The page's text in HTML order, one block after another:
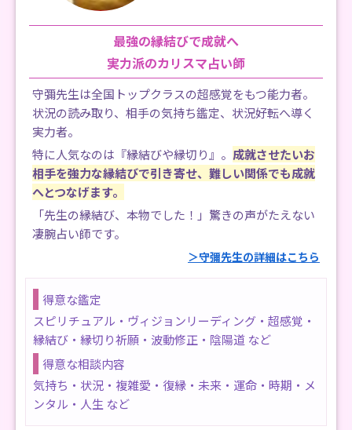
最強の縁結びで成就へ
実力派のカリスマ占い師
守彌先生は全国トップクラスの超感覚をもつ能力者。
状況の読み取り、相手の気持ち鑑定、状況好転へ導く
実力者。
特に人気なのは『縁結びや縁切り』。 成就させたいお
相手を強力な縁結びで引き寄せ、難しい関係でも成就
へとつなげます。
「先生の縁結び、本物でした！」驚きの声がたえない
凄腕占い師です。
＞守彌先生の詳細はこちら
得意な鑑定
スピリチュアル・ヴィジョンリーディング・超感覚・
縁結び・縁切り祈願・波動修正・陰陽道 など
得意な相談内容
気持ち・状況・複雑愛・復縁・未来・運命・時期・メ
ンタル・人生 など